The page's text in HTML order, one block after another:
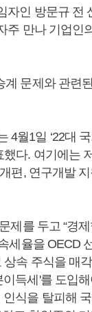
자인 방문규 전
주 만나 기업인
계 문제와 관련
4월1일 ‘22대
했다. 여기에는
편, 연구개발
제를 두고 “경
세율을 OECD
상속 주식을 매
득세'를 도입해
식을 탈피해